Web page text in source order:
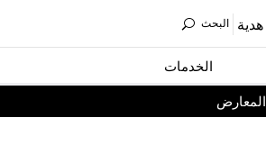
اﻟﺒﺤﺚ
اﻟﺨﺪﻣﺎﺕ